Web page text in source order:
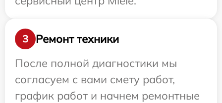
3
Ремонт техники
После полной диагностики мы
согласуем с вами смету работ,
график работ и начнем ремонтные